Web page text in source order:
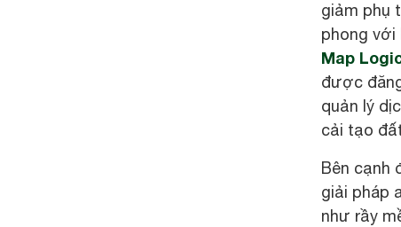
giảm phụ
phong với
Map
được
quản lý
cải tạo
Bên cạnh
giải pháp
như rầy